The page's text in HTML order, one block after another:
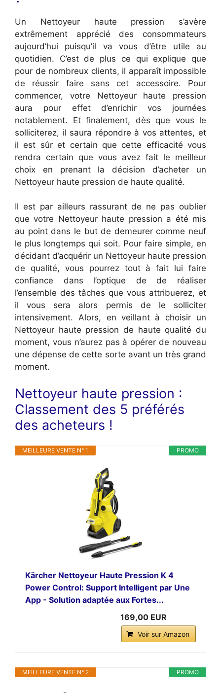
Un Nettoyeur haute pression s’avère
extrêmement apprécié des consommateurs
aujourd’hui puisqu’il va vous d’être utile au
quotidien. C’est de plus ce qui explique que
pour de nombreux clients, il apparaît impossible
de réussir faire sans cet accessoire. Pour
commencer, votre Nettoyeur haute pression
aura pour effet d’enrichir vos journées
notablement. Et finalement, dès que vous le
solliciterez, il saura répondre à vos attentes, et
il est sûr et certain que cette efficacité vous
rendra certain que vous avez fait le meilleur
choix en prenant la décision d’acheter un
Nettoyeur haute pression de haute qualité.
Il est par ailleurs rassurant de ne pas oublier
que votre Nettoyeur haute pression a été mis
au point dans le but de demeurer comme neuf
le plus longtemps qui soit. Pour faire simple, en
décidant d’acquérir un Nettoyeur haute pression
de qualité, vous pourrez tout à fait lui faire
confiance dans l’optique de de réaliser
l’ensemble des tâches que vous attribuerez, et
il vous sera alors permis de le solliciter
intensivement. Alors, en veillant à choisir un
Nettoyeur haute pression de haute qualité du
moment, vous n’aurez pas à opérer de nouveau
une dépense de cette sorte avant un très grand
moment.
Nettoyeur haute pression :
Classement des 5 préférés
des acheteurs !
PROMO
MEILLEURE VENTE N° 1
Kärcher Nettoyeur Haute Pression K 4
Power Control: Support Intelligent par Une
App - Solution adaptée aux Fortes...
169,00 EUR
Voir sur Amazon
PROMO
MEILLEURE VENTE N° 2